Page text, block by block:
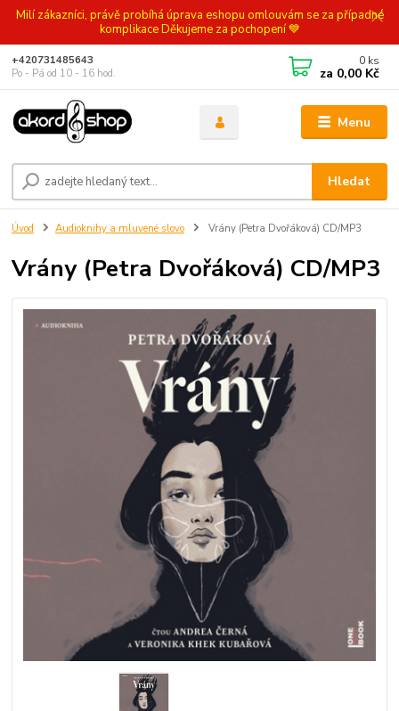
Milí zákazníci, právě probíhá úprava eshopu omlouvám se za případné
komplikace Děkujeme za pochopení 💙
Menu
Hledat
+420731485643
Po - Pá od 10 - 16 hod.
0 ks
za 0,00 Kč
Úvod Audioknihy a mluvené slovo Vrány (Petra Dvořáková) CD/MP3
Vrány (Petra Dvořáková) CD/MP3